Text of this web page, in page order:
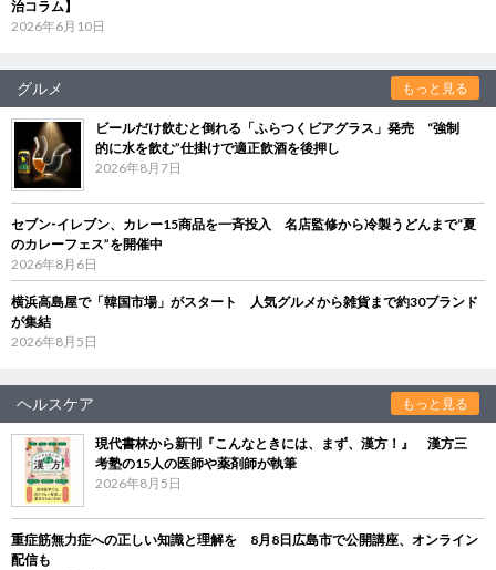
治コラム】
2026年6月10日
グルメ もっと見る
ビールだけ飲むと倒れる「ふらつくビアグラス」発売 “強制
的に水を飲む”仕掛けで適正飲酒を後押し
2026年8月7日
セブン‐イレブン、カレー15商品を一斉投入 名店監修から冷製うどんまで“夏
のカレーフェス”を開催中
2026年8月6日
横浜高島屋で「韓国市場」がスタート 人気グルメから雑貨まで約30ブランド
が集結
2026年8月5日
ヘルスケア もっと見る
現代書林から新刊『こんなときには、まず、漢方！』 漢方三
考塾の15人の医師や薬剤師が執筆
2026年8月5日
重症筋無力症への正しい知識と理解を 8月8日広島市で公開講座、オンライン
配信も